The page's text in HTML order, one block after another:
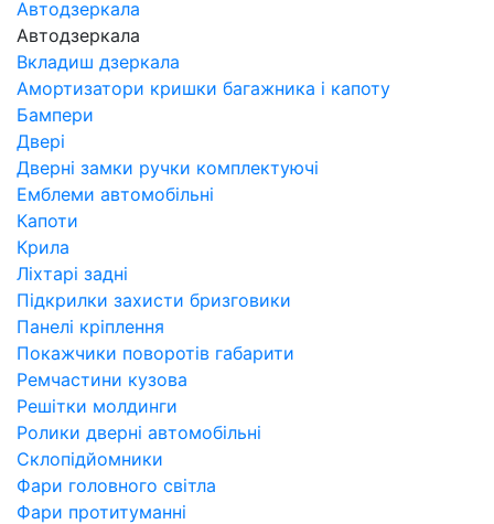
Автодзеркала
Автодзеркала
Вкладиш дзеркала
Амортизатори кришки багажника і капоту
Бампери
Двері
Дверні замки ручки комплектуючі
Емблеми автомобільні
Капоти
Крила
Ліхтарі задні
Підкрилки захисти бризговики
Панелі кріплення
Покажчики поворотів габарити
Ремчастини кузова
Решітки молдинги
Ролики дверні автомобільні
Склопідйомники
Фари головного світла
Фари протитуманні